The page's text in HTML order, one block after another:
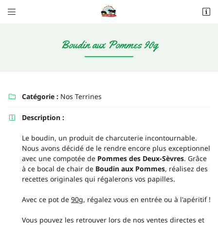
 
Adresse email de réception
Recopier le code ci-contre
Rafraîchir le captcha
Boudin aux Pommes 90g
 Catégorie : Nos Terrines
 Description :
Le boudin, un produit de charcuterie incontournable.
Nous avons décidé de le rendre encore plus exceptionnel
avec une compotée de Pommes des Deux-Sèvres. Grâce
à ce bocal de chair de Boudin aux Pommes, réalisez des
recettes originales qui régalerons vos papilles.
Avec ce pot de 90g, régalez vous en entrée ou à l'apéritif !
Vous pouvez les retrouver lors de nos ventes directes et